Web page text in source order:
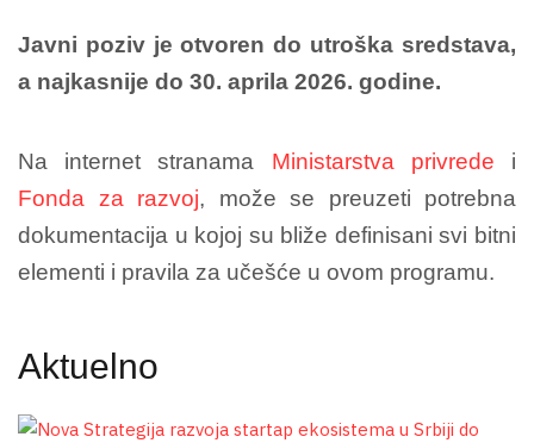
Javni poziv je otvoren do utroška sredstava,
a najkasnije do 30. aprila 2026. godine.
Na internet stranama Ministarstva privrede i
Fonda za razvoj, može se preuzeti potrebna
dokumentacija u kojoj su bliže definisani svi bitni
elementi i pravila za učešće u ovom programu.
Aktuelno